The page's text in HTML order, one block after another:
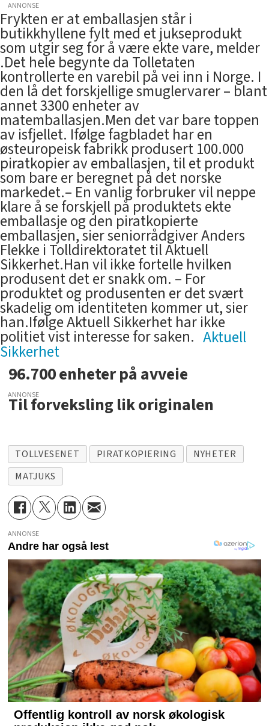
ANNONSE
Frykten er at emballasjen står i
butikkhyllene fylt med et jukseprodukt
som utgir seg for å være ekte vare, melder
.Det hele begynte da Tolletaten
kontrollerte en varebil på vei inn i Norge. I
den lå det forskjellige smuglervarer – blant
annet 3300 enheter av
matemballasjen.Men det var bare toppen
av isfjellet. Ifølge fagbladet har en
østeuropeisk fabrikk produsert 100.000
piratkopier av emballasjen, til et produkt
som bare er beregnet på det norske
markedet.– En vanlig forbruker vil neppe
klare å se forskjell på produktets ekte
emballasje og den piratkopierte
emballasjen, sier seniorrådgiver Anders
Flekke i Tolldirektoratet til Aktuell
Sikkerhet.Han vil ikke fortelle hvilken
produsent det er snakk om. – For
produktet og produsenten er det svært
skadelig om identiteten kommer ut, sier
han.Ifølge Aktuell Sikkerhet har ikke
politiet vist interesse for saken. Aktuell
Sikkerhet
96.700 enheter på avveie
ANNONSE
Til forveksling lik originalen
TOLLVESENET PIRATKOPIERING
NYHETER
MATJUKS
ANNONSE